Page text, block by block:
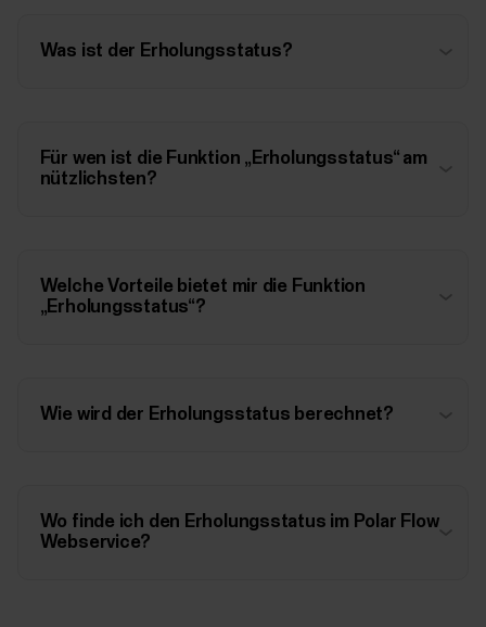
Was ist der Erholungsstatus?
Für wen ist die Funktion „Erholungsstatus“ am
nützlichsten?
Welche Vorteile bietet mir die Funktion
„Erholungsstatus“?
Wie wird der Erholungsstatus berechnet?
Wo finde ich den Erholungsstatus im Polar Flow
Webservice?